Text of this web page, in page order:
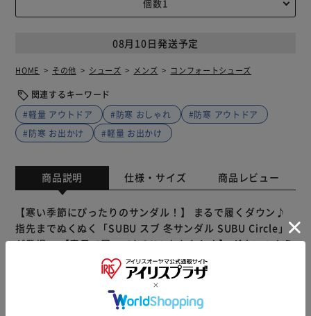
08月10日発送予定
HOME その他 シューズ メンズ コンフォートシューズ
関連するキーワード
#軽量 アウトドア
#防寒 おしゃれ
#防寒 アウトドア
#防寒 お出かけ
#軽量 お出かけ
商品説明 仕様・サイズ 商品レビュー
【寒い季節にぴったりのサンダル！】 まるで履くダウン♪
指先までぬくぬく「SUBU スブ 冬サンダル SUBU Circle」
が登場。 【素足で履いてもOKのあたたかさ】 ダウンのよう
に空気をたっぷりと包み込み、足元のあたたかさを逃さない
作り。 【もっちり優しい裏起毛】 肌に触れる部分は起毛加
工を施し、履いた瞬間ホッと安心する履き心地に。冷えが気
になる方へ 【こだわりのクッションインソール】 肉厚でほ